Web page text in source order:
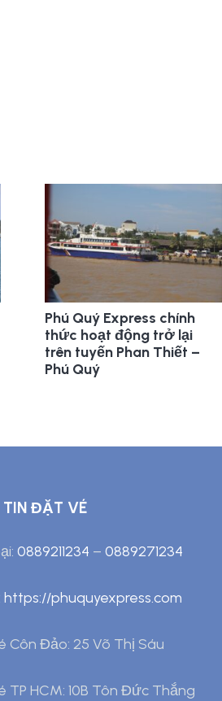
Phú Quý Express chính
thức hoạt động trở lại
trên tuyến Phan Thiết –
Phú Quý
TIN ĐẶT VÉ
0889211234 – 0889271234
https://phuquyexpress.com
Côn Đảo: 25 Võ Thị Sáu
TP HCM: 10B Tôn Đức Thắng